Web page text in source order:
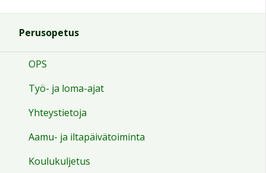
Perusopetus
OPS
Työ- ja loma-ajat
Yhteystietoja
Aamu- ja iltapäivätoiminta
Koulukuljetus